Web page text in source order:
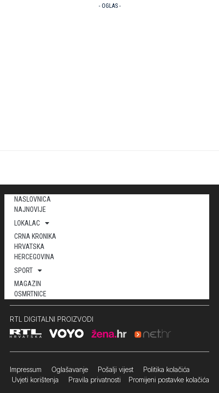
- OGLAS -
NASLOVNICA
NAJNOVIJE
LOKALAC
CRNA KRONIKA
HRVATSKA
HERCEGOVINA
SPORT
MAGAZIN
OSMRTNICE
RTL DIGITALNI PROIZVODI
Impressum Oglašavanje Pošalji vijest Politika kolačića
Uvjeti korištenja Pravila privatnosti Promijeni postavke kolačića